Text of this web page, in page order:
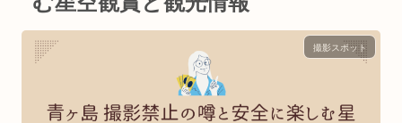
撮影スポット